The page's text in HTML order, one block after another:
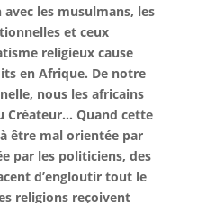
les musulmans, les
et ceux
religieux cause
en Afrique. De notre
nous les africains
Créateur… Quand cette
être mal orientée par
par les politiciens, des
d’engloutir tout le
religions reçoivent